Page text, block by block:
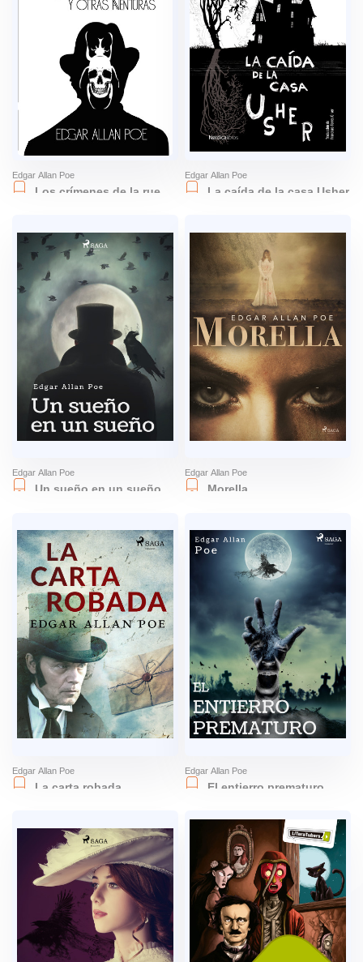
Edgar Allan Poe
Los crímenes de la rue
Edgar Allan Poe
La caída de la casa Usher
Edgar Allan Poe
Un sueño en un sueño
Edgar Allan Poe
Morella
Edgar Allan Poe
La carta robada
Edgar Allan Poe
El entierro prematuro